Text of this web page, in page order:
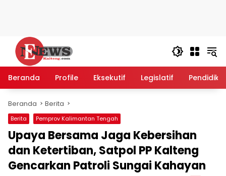
Langsung
konten
Beranda
Profile Eksekutif Legislatif
Beranda Berita
Berita Pemprov Kalimantan Tengah
Upaya Bersama Jaga Kebersihan
dan Ketertiban, Satpol PP Kalteng
Gencarkan Patroli Sungai Kahayan